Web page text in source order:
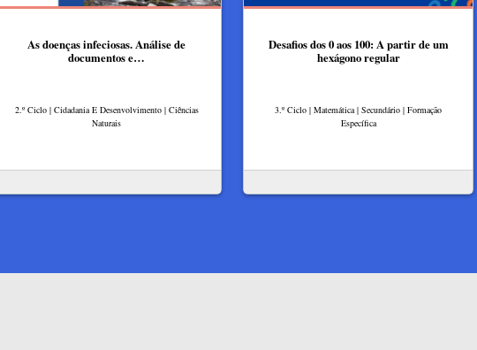
As doenças infeciosas. Análise de
documentos e…
2.º Ciclo | Cidadania E Desenvolvimento | Ciências
Naturais
Desafios dos 0 aos 100: A partir de um
hexágono regular
3.º Ciclo | Matemática | Secundário | Formação
Específica